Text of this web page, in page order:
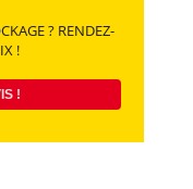
? RENDEZ-
!
!